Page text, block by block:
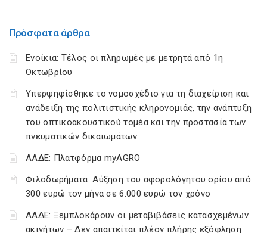
Πρόσφατα άρθρα
Ενοίκια: Τέλος οι πληρωμές με μετρητά από 1η
Οκτωβρίου
Υπερψηφίσθηκε το νομοσχέδιο για τη διαχείριση και
ανάδειξη της πολιτιστικής κληρονομιάς, την ανάπτυξη
του οπτικοακουστικού τομέα και την προστασία των
πνευματικών δικαιωμάτων
ΑΑΔΕ: Πλατφόρμα myAGRO
Φιλοδωρήματα: Αύξηση του αφορολόγητου ορίου από
300 ευρώ τον μήνα σε 6.000 ευρώ τον χρόνο
ΑΑΔΕ: Ξεμπλοκάρουν οι μεταβιβάσεις κατασχεμένων
ακινήτων – Δεν απαιτείται πλέον πλήρης εξόφληση